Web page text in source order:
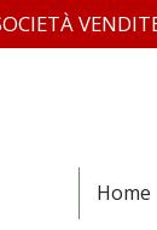
Home